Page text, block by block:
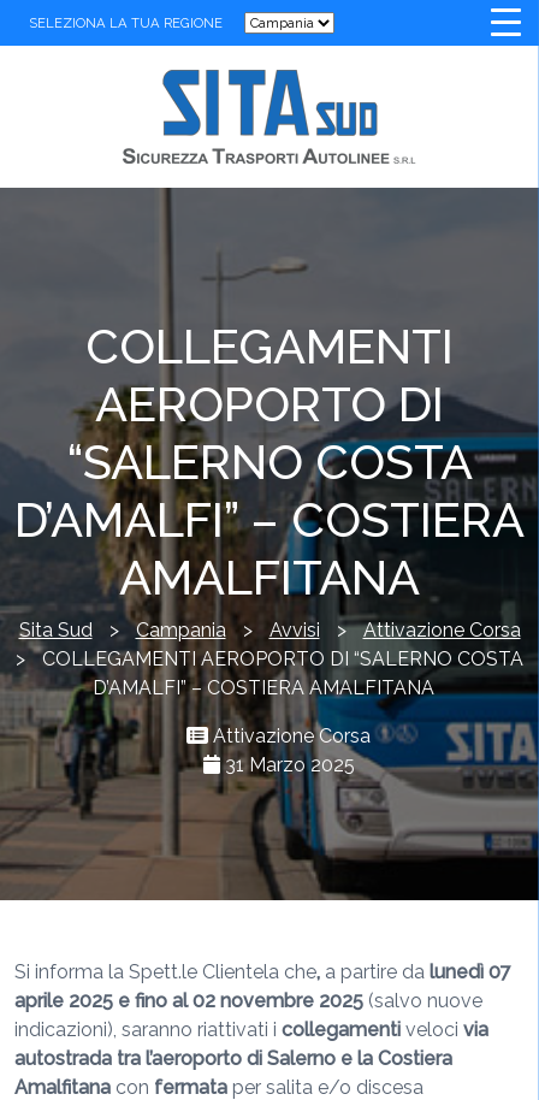
SELEZIONA LA TUA REGIONE
COLLEGAMENTI
AEROPORTO DI
“SALERNO COSTA
D’AMALFI” – COSTIERA
AMALFITANA
Sita Sud > Campania > Avvisi > Attivazione Corsa
>
COLLEGAMENTI AEROPORTO DI “SALERNO COSTA
D’AMALFI” – COSTIERA AMALFITANA
Attivazione Corsa
31 Marzo 2025
Si informa la Spett.le Clientela che, a partire da lunedì 07
aprile 2025 e fino al 02 novembre 2025 (salvo nuove
indicazioni), saranno riattivati i collegamenti veloci via
autostrada tra l’aeroporto di Salerno e la Costiera
Amalfitana con fermata per salita e/o discesa